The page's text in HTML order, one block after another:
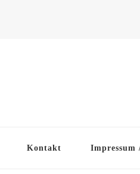
Kontakt Impressum